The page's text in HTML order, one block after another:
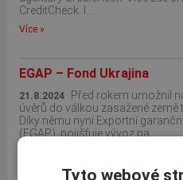
CreditCheck. I...
Více »
EGAP – Fond Ukrajina
21.8.2024
Před rokem umožnil
úvěrů do válkou zasažené země
Díky němu nyní Exportní
(EGAP) pojišťuje vývoz na...
Tyto webové